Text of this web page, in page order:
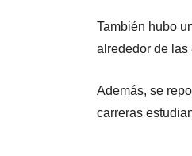
También hubo
alrededor de las
Además, se
carreras